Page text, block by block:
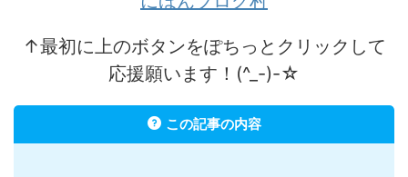
↑最初に上のボタンをぽちっとクリックして
応援願います！(^_-)-☆
この記事の内容